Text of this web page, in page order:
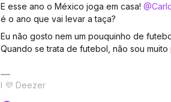
E esse ano o México joga em casa! ​
é o ano que vai levar a taça?
Eu não gosto nem um pouquinho de
Quando se trata de futebol, não sou
I 💜 Deezer